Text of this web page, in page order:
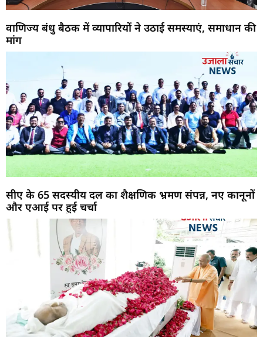
वाणिज्य बंधु बैठक में व्यापारियों ने उठाई समस्याएं, समाधान की
मांग
सीए के 65 सदस्यीय दल का शैक्षणिक भ्रमण संपन्न, नए कानूनों
और एआई पर हुई चर्चा